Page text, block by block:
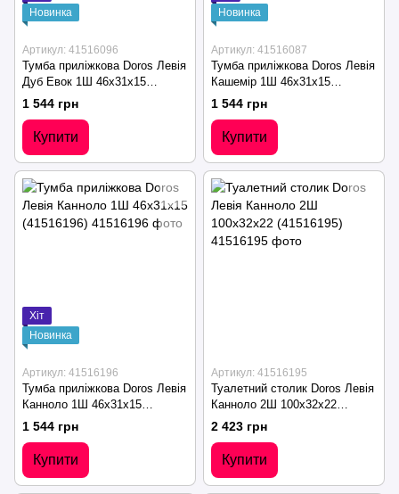
Новинка
Артикул: 41516096
Тумба приліжкова Doros Левія
Дуб Евок 1Ш 46х31х15
(41516096)
1 544 грн
Купити
Новинка
Артикул: 41516087
Тумба приліжкова Doros Левія
Кашемір 1Ш 46х31х15
(41516087)
1 544 грн
Купити
Хіт
Новинка
Артикул: 41516196
Тумба приліжкова Doros Левія
Канноло 1Ш 46х31х15
(41516196)
1 544 грн
Купити
Артикул: 41516195
Туалетний столик Doros Левія
Канноло 2Ш 100х32х22
(41516195)
2 423 грн
Купити